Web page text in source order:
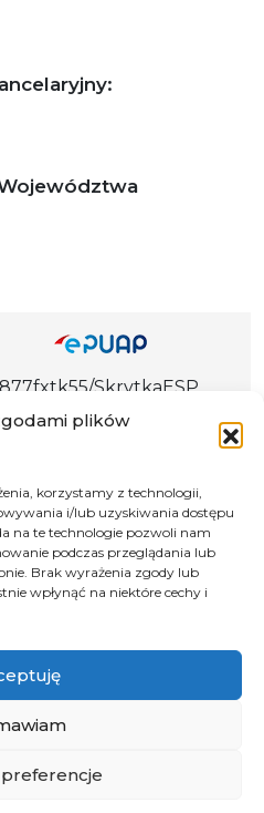
plików
korzystamy z technologii,
i/lub uzyskiwania dostępu
na te technologie pozwoli nam
podczas przeglądania lub
Brak wyrażenia zgody lub
wpłynąć na niektóre cechy i
SkrytkaESP
Doręczeń
IGTUV-14
Opolskiego